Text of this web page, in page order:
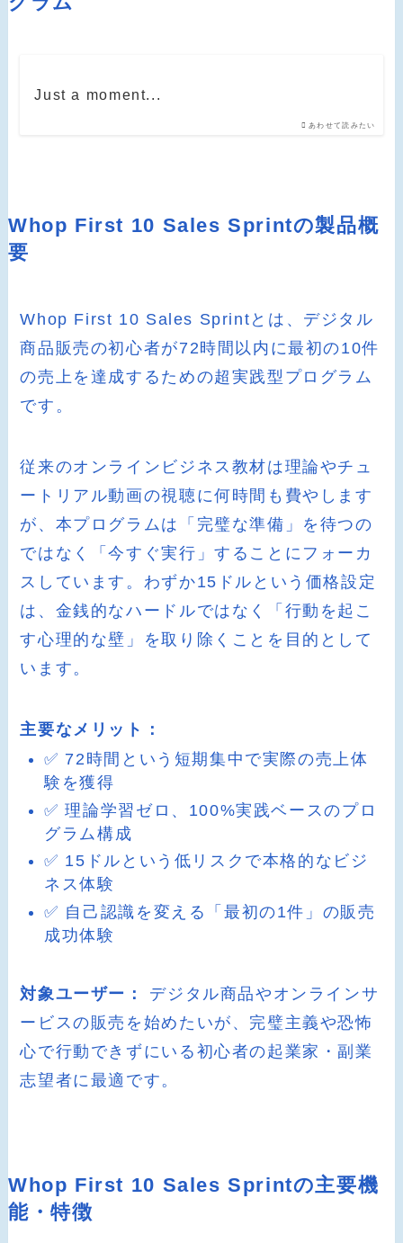
あわせて読みたい
Just a moment...
Whop First 10 Sales Sprintの製品概
要
Whop First 10 Sales Sprintとは、デジタル
商品販売の初心者が72時間以内に最初の10件
の売上を達成するための超実践型プログラム
です。
従来のオンラインビジネス教材は理論やチュ
ートリアル動画の視聴に何時間も費やします
が、本プログラムは「完璧な準備」を待つの
ではなく「今すぐ実行」することにフォーカ
スしています。わずか15ドルという価格設定
は、金銭的なハードルではなく「行動を起こ
す心理的な壁」を取り除くことを目的として
います。
主要なメリット：
✅ 72時間という短期集中で実際の売上体
験を獲得
✅ 理論学習ゼロ、100%実践ベースのプロ
グラム構成
✅ 15ドルという低リスクで本格的なビジ
ネス体験
✅ 自己認識を変える「最初の1件」の販売
成功体験
対象ユーザー：
デジタル商品やオンラインサ
ービスの販売を始めたいが、完璧主義や恐怖
心で行動できずにいる初心者の起業家・副業
志望者に最適です。
Whop First 10 Sales Sprintの主要機
能・特徴